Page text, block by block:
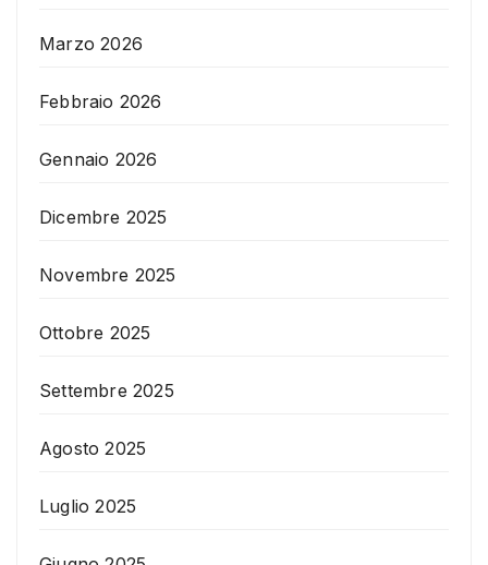
Marzo 2026
Febbraio 2026
Gennaio 2026
Dicembre 2025
Novembre 2025
Ottobre 2025
Settembre 2025
Agosto 2025
Luglio 2025